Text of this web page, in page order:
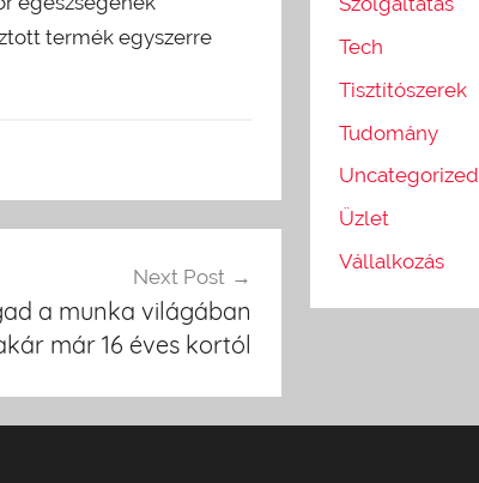
termék egyszerre
Next Post
a munka világában
már 16 éves kortól
Tech
Tisztítószerek
Tudomány
Uncategorized
Üzlet
Vállalkozás